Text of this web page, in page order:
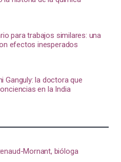
para trabajos similares: una
efectos inesperados
Ganguly: la doctora que
en la India
Mornant, bióloga